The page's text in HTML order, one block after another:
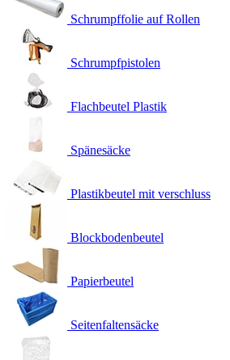
Schrumpffolie auf Rollen
Schrumpfpistolen
Flachbeutel Plastik
Spänesäcke
Plastikbeutel mit verschluss
Blockbodenbeutel
Papierbeutel
Seitenfaltensäcke